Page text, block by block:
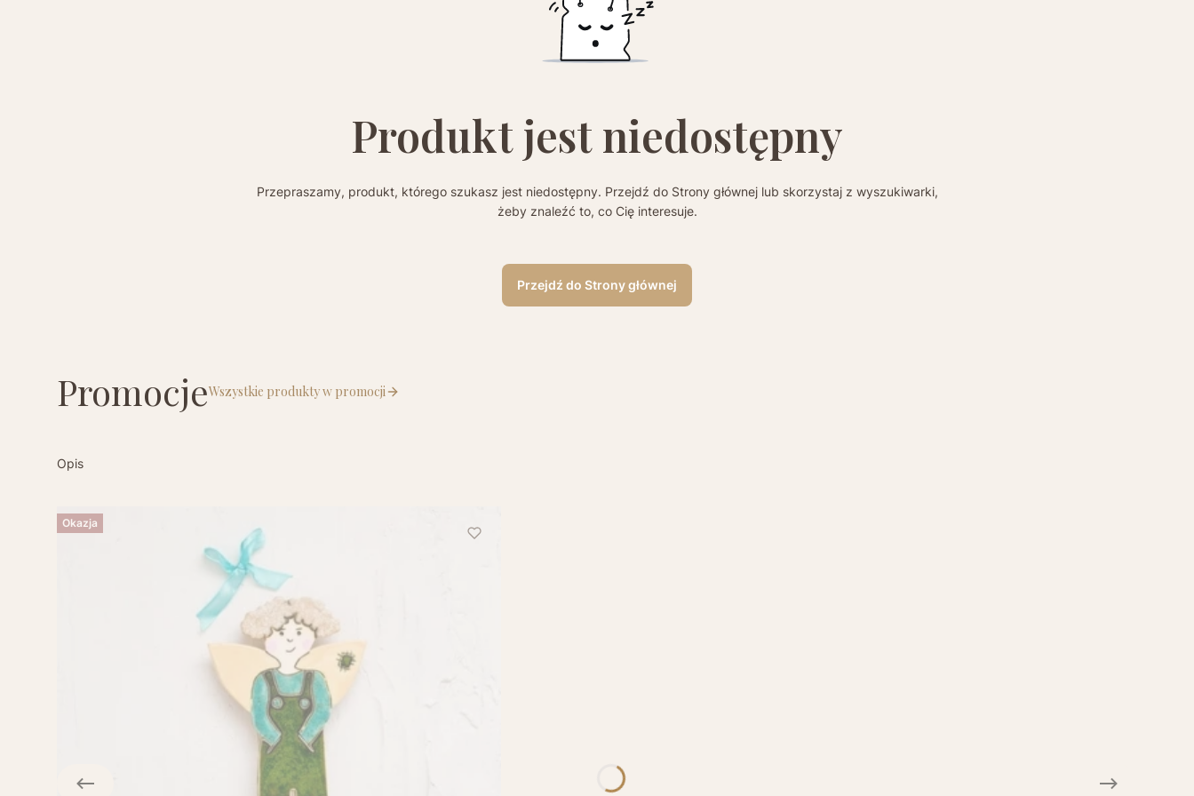
Produkt jest niedostępny
Przepraszamy, produkt, którego szukasz jest niedostępny. Przejdź do Strony głównej lub skorzystaj z wyszukiwarki,
żeby znaleźć to, co Cię interesuje.
Przejdź do Strony głównej
PromocjeWszystkie produkty w promocji
Opis
Okazja